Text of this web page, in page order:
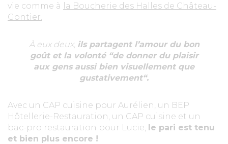
vie comme à
la Boucherie des Halles de Château-
Gontier.
À eux deux, ils partagent l’amour du bon
goût et la volonté “de donner du plaisir
aux gens aussi bien visuellement que
gustativement“.
Avec un CAP cuisine pour Aurélien, un BEP
Hôtellerie-Restauration, un CAP cuisine et un
bac-pro restauration pour Lucie, le pari est tenu
et bien plus encore !